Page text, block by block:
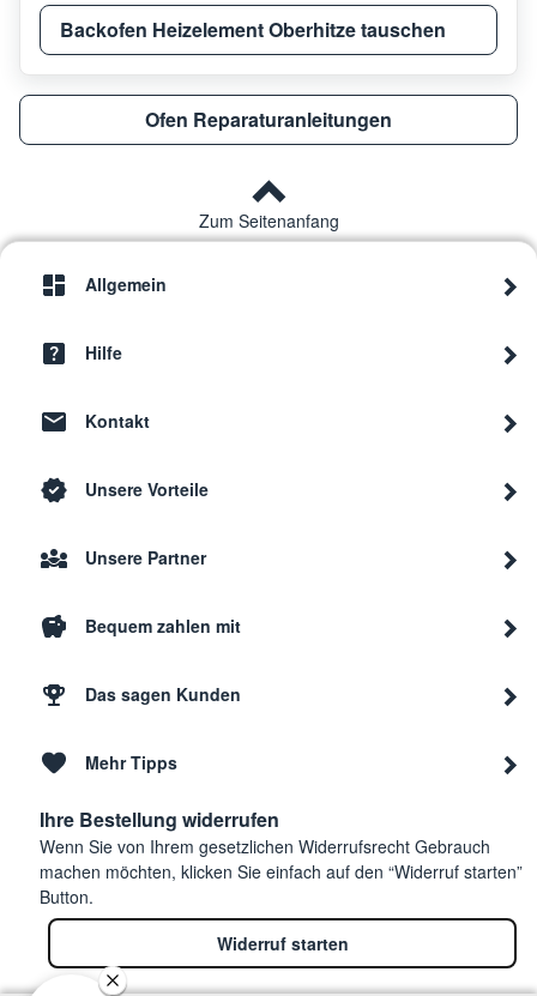
Backofen Heizelement Oberhitze tauschen
Ofen Reparaturanleitungen
Zum Seitenanfang
Allgemein
Hilfe
Kontakt
Unsere Vorteile
Unsere Partner
Bequem zahlen mit
Das sagen Kunden
Mehr Tipps
Ihre Bestellung widerrufen
Wenn Sie von Ihrem gesetzlichen Widerrufsrecht Gebrauch
machen möchten, klicken Sie einfach auf den “Widerruf starten”
Button.
Widerruf starten